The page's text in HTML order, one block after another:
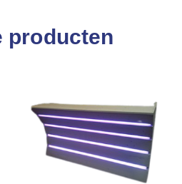
producten